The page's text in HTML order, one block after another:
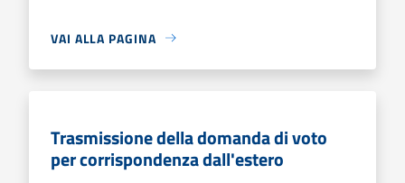
VAI ALLA PAGINA
Trasmissione della domanda di voto
per corrispondenza dall'estero